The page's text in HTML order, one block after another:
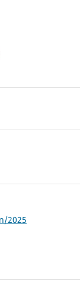
2025